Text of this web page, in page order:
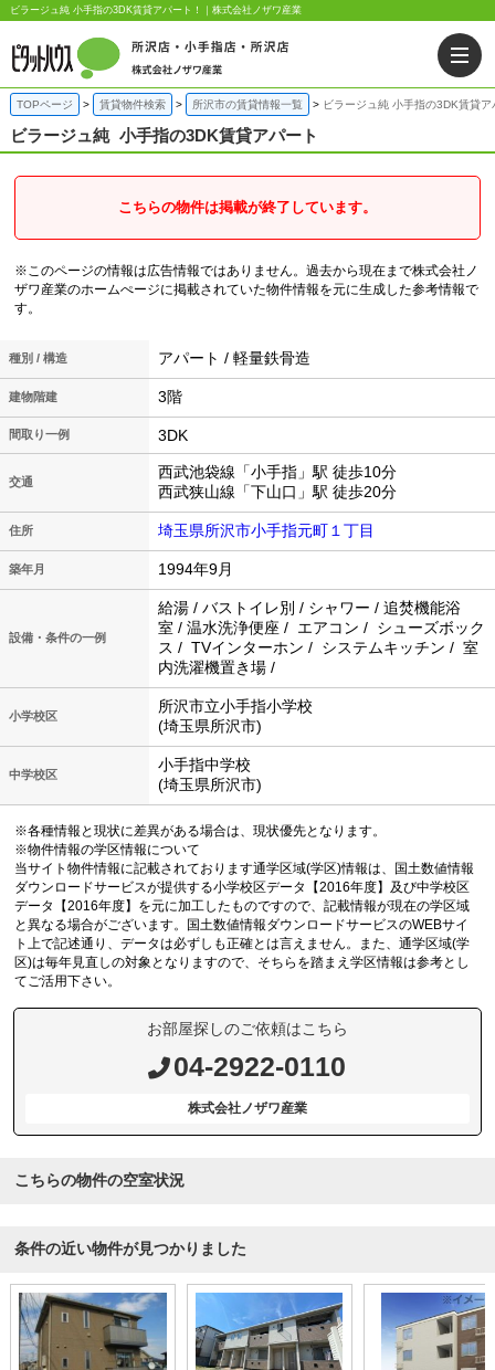
ビラージュ純 小手指の3DK賃貸アパート！｜株式会社ノザワ産業
TOPページ 賃貸物件検索 所沢市の賃貸情報一覧 ビラージュ純 小手指の3DK賃貸ア
ビラージュ純 小手指の3DK賃貸アパート
こちらの物件は掲載が終了しています。
※このページの情報は広告情報ではありません。過去から現在まで株式会社ノ
ザワ産業のホームぺージに掲載されていた物件情報を元に生成した参考情報で
す。
種別 / 構造 アパート / 軽量鉄骨造
建物階建 3階
間取り一例 3DK
交通
西武池袋線「小手指」駅 徒歩10分
西武狭山線「下山口」駅 徒歩20分
住所 埼玉県所沢市小手指元町１丁目
築年月 1994年9月
設備・条件の一例
給湯 / バストイレ別 / シャワー / 追焚機能浴
室 / 温水洗浄便座 / エアコン / シューズボック
ス / TVインターホン / システムキッチン / 室
内洗濯機置き場 /
小学校区
所沢市立小手指小学校
(埼玉県所沢市)
中学校区
小手指中学校
(埼玉県所沢市)
※各種情報と現状に差異がある場合は、現状優先となります。
※物件情報の学区情報について
当サイト物件情報に記載されております通学区域(学区)情報は、国土数値情報
ダウンロードサービスが提供する小学校区データ【2016年度】及び中学校区
データ【2016年度】を元に加工したものですので、記載情報が現在の学区域
と異なる場合がございます。国土数値情報ダウンロードサービスのWEBサイ
ト上で記述通り、データは必ずしも正確とは言えません。また、通学区域(学
区)は毎年見直しの対象となりますので、そちらを踏まえ学区情報は参考とし
てご活用下さい。
お部屋探しのご依頼はこちら
04-2922-0110
株式会社ノザワ産業
こちらの物件の空室状況
条件の近い物件が見つかりました